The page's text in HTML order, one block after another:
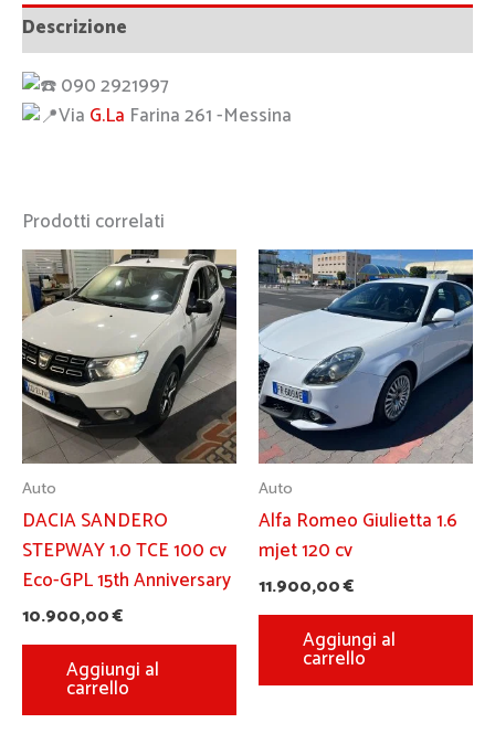
Descrizione
090 2921997
Via G.La Farina 261 -Messina
Prodotti correlati
Auto
DACIA SANDERO
STEPWAY 1.0 TCE 100 cv
Eco-GPL 15th Anniversary
10.900,00€
Aggiungi al
carrello
Auto
Alfa Romeo Giulietta 1.6
mjet 120 cv
11.900,00€
Aggiungi al
carrello